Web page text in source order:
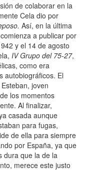
de colaborar en la
Cela dio por
Así, en la última
a publicar por
y el 14 de agosto
IV Grupo del 75-27,
como era
autobiográficos. El
joven
los momentos
Al finalizar,
casada aunque
para fugas,
de ella para siempre
por España, ya que
dura que la de la
merece este justo